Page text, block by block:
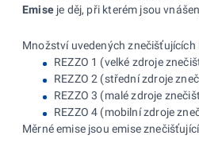
Emiseje děj, při kterém jsou
Množství uvedených
REZZO 1 (velké zdroje
REZZO 2 (střední zdroje
REZZO 3 (malé zdroje
REZZO 4 (mobilní zdroje
Měrné emise jsou emise